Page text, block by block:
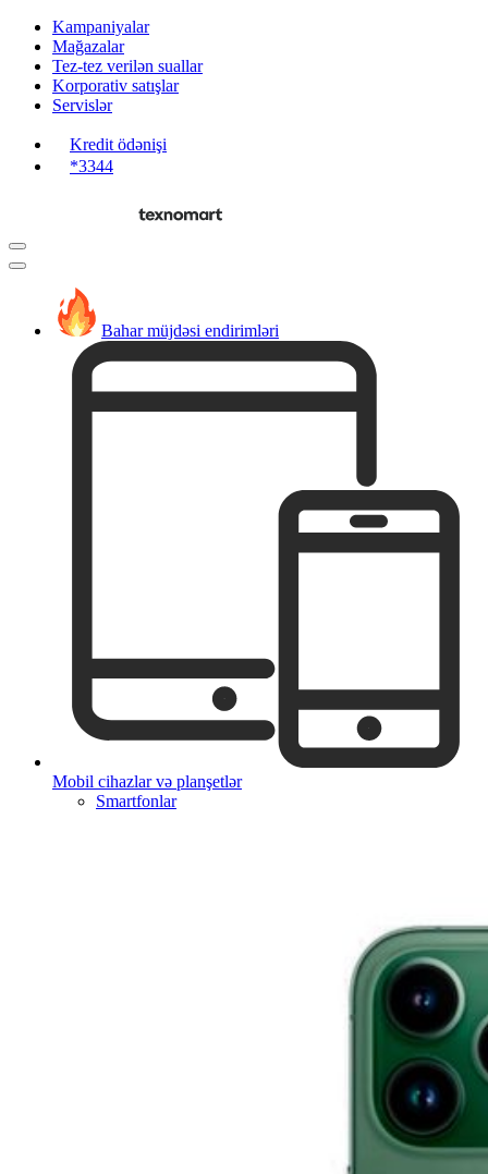
Kampaniyalar
Mağazalar
Tez-tez verilən suallar
Korporativ satışlar
Servislər
Kredit ödənişi
*3344
Bahar müjdəsi endirimləri
Mobil cihazlar və planşetlər
Smartfonlar